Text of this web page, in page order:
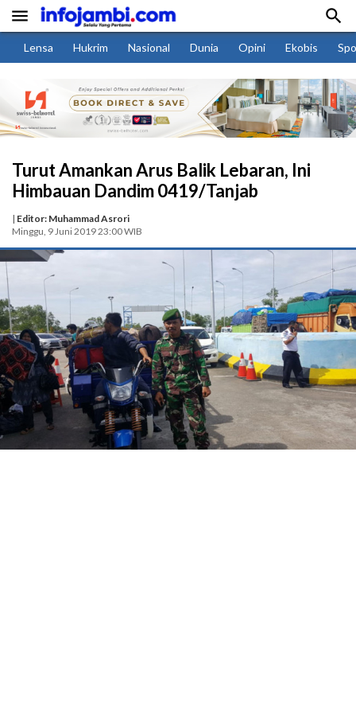
 
Lensa Hukrim Nasional Dunia Opini Ekobis
Turut Amankan Arus Balik Lebaran, Ini
Himbauan Dandim 0419/Tanjab
| Editor: Muhammad Asrori
Minggu, 9 Juni 2019 23:00 WIB